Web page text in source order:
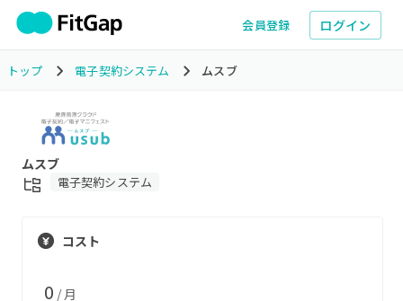
会員登録 ログイン
トップ 電子契約システム ムスブ
ムスブ
電子契約システム
コスト
0 / 月